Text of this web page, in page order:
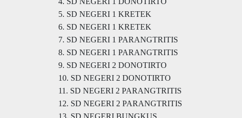
5. SD NEGERI 1 KRETEK
6. SD NEGERI 1 KRETEK
7. SD NEGERI 1 PARANGTRITIS
8. SD NEGERI 1 PARANGTRITIS
9. SD NEGERI 2 DONOTIRTO
10. SD NEGERI 2 DONOTIRTO
11. SD NEGERI 2 PARANGTRITIS
12. SD NEGERI 2 PARANGTRITIS